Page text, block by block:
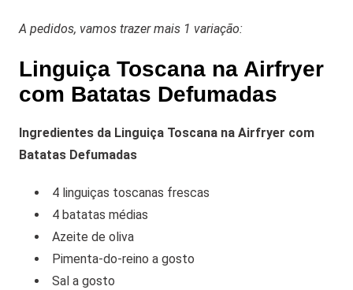
A pedidos, vamos trazer mais 1 variação:
Linguiça Toscana na Airfryer
com Batatas Defumadas
Ingredientes da Linguiça Toscana na Airfryer com
Batatas Defumadas
4 linguiças toscanas frescas
4 batatas médias
Azeite de oliva
Pimenta-do-reino a gosto
Sal a gosto